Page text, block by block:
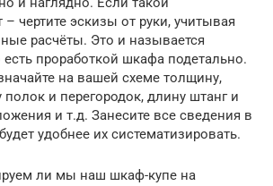
чертите эскизы от руки, учитывая
расчёты. Это и называется
есть проработкой шкафа подетально.
на вашей схеме толщину,
полок и перегородок, длину штанг и
и т.д. Занесите все сведения в
удобнее их систематизировать.
ли мы наш шкаф-купе на